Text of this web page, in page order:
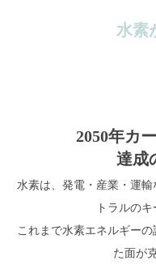
水素
2050年カ
達成
水素は、発電・産業・運
トラルの
これまで水素エネルギー
た面が